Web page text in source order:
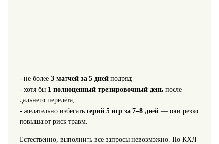
- не более 3 матчей за 5 днейподряд;
- хотя бы 1 полноценный тренировочный деньпосле
дальнего перелёта;
- желательно избегать серий 5 игр за 7–8 дней— они резко
повышают риск травм.
Естественно, выполнить все запросы невозможно. Но КХЛ